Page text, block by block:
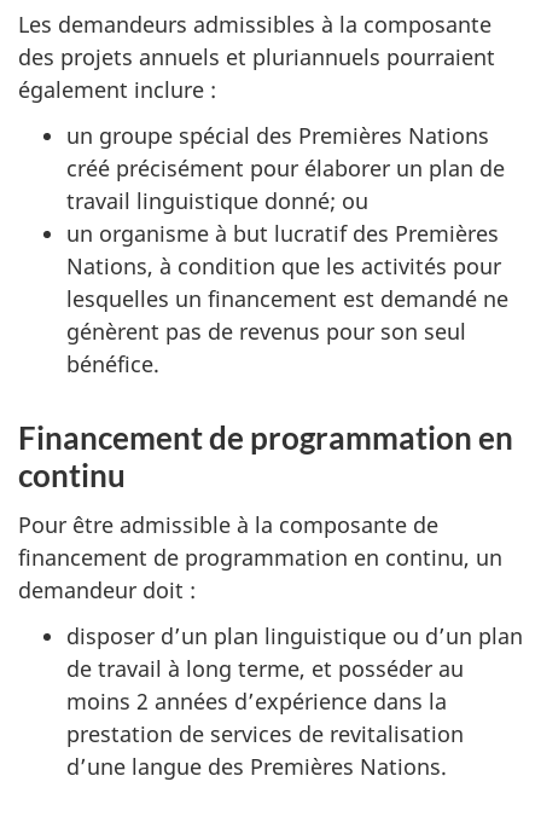
Les demandeurs admissibles à la composante
des projets annuels et pluriannuels pourraient
également inclure :
un groupe spécial des Premières Nations
créé précisément pour élaborer un plan de
travail linguistique donné; ou
un organisme à but lucratif des Premières
Nations, à condition que les activités pour
lesquelles un financement est demandé ne
génèrent pas de revenus pour son seul
bénéfice.
Financement de programmation en
continu
Pour être admissible à la composante de
financement de programmation en continu, un
demandeur doit :
disposer d’un plan linguistique ou d’un plan
de travail à long terme, et posséder au
moins 2 années d’expérience dans la
prestation de services de revitalisation
d’une langue des Premières Nations.